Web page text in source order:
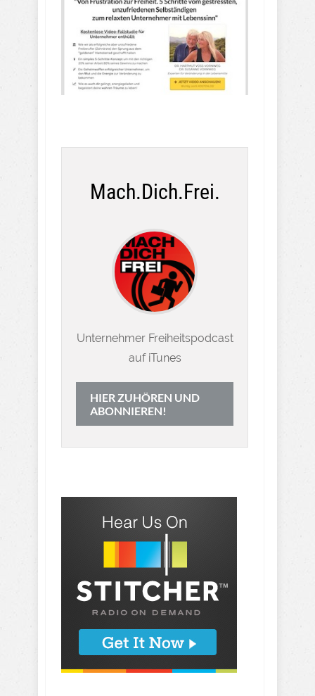
Mach.Dich.Frei.
Unternehmer Freiheitspodcast
auf iTunes
HIER ZUHÖREN UND
ABONNIEREN!